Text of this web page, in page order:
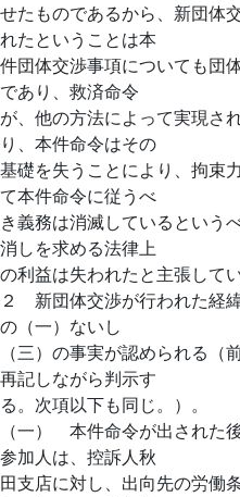
せたものであるから、新団体
れたということは本
件団体交渉事項についても団
であり、救済命令
が、他の方法によって実現さ
り、本件命令はその
基礎を失うことにより、拘束
て本件命令に従うべ
き義務は消滅しているという
消しを求める法律上
の利益は失われたと主張してい
２ 新団体交渉が行われた経
の（一）ないし
（三）の事実が認められる（
再記しながら判示す
る。次項以下も同じ。）。
（一） 本件命令が出された
参加人は、控訴人秋
田支店に対し、出向先の労働